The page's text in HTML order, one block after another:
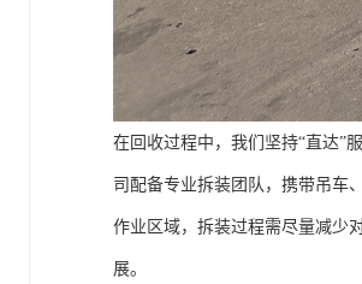
在回收过程中，我们坚持“直达”
司配备专业拆装团队，携带吊车
作业区域，拆装过程需尽量减少
展。